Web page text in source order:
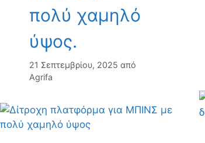
πολύ χαμηλό
ύψος.
21 Σεπτεμβρίου, 2025 από
Agrifa